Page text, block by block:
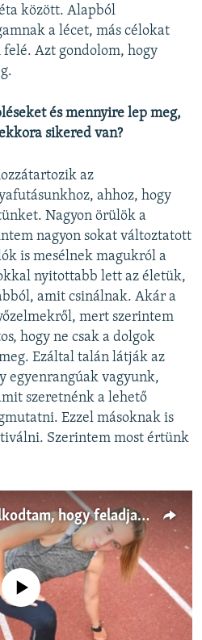
között. Alapból
a lécet, más célokat
Azt gondolom, hogy
és mennyire lep meg,
sikered van?
az
ahhoz, hogy
Nagyon örülök a
nagyon sokat változtatott
is mesélnek magukról a
nyitottabb lett az életük,
amit csinálnak. Akár a
mert szerintem
hogy ne csak a dolgok
Ezáltal talán látják az
egyenrangúak vagyunk,
szeretnénk a lehető
Ezzel másoknak is
Szerintem most értünk
"Egy percig se gondolkodtam, hogy feladjam" - Ekler Luca sportról és újrakezdésről
elérhető tartalom